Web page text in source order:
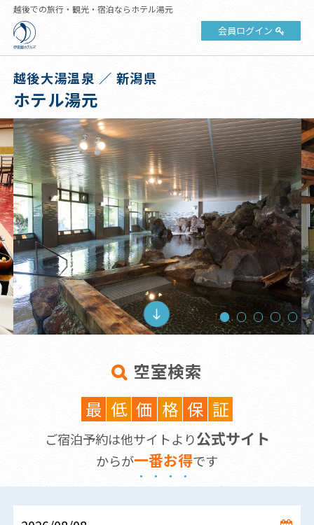
越後での旅行・観光・宿泊ならホテル湯元
会員ログイン
越後大湯温泉 ／ 新潟県
ホテル湯元
空室検索
最 低 価 格 保 証
ご宿泊予約は他サイトより公式サイト
からが一番お得です